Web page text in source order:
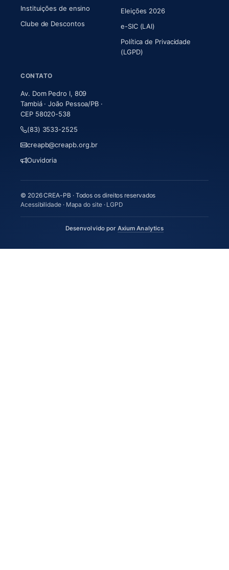
Instituições de ensino
Clube de Descontos
Eleições 2026
e-SIC (LAI)
Política de Privacidade
(LGPD)
CONTATO
Av. Dom Pedro I, 809
Tambiá · João Pessoa/PB ·
CEP 58020-538
(83) 3533-2525
creapb@creapb.org.br
Ouvidoria
© 2026 CREA-PB · Todos os direitos reservados
Acessibilidade· Mapa do site· LGPD
Desenvolvido por Axium Analytics(abre em nova aba)